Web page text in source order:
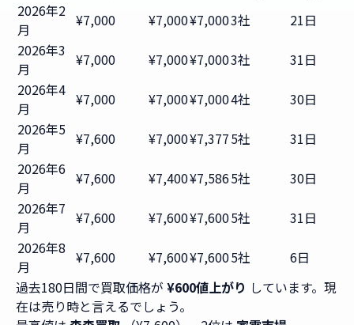
2026年2
月
¥7,000 ¥7,000¥7,0003社
21日
2026年3
月
¥7,000 ¥7,000¥7,0003社
31日
2026年4
月
¥7,000 ¥7,000¥7,0004社
30日
2026年5
月
¥7,600 ¥7,000¥7,3775社
31日
2026年6
月
¥7,600 ¥7,400¥7,5865社
30日
2026年7
月
¥7,600 ¥7,600¥7,6005社
31日
2026年8
月
¥7,600 ¥7,600¥7,6005社
6日
過去180日間で買取価格が ¥600値上がり しています。現
在は売り時と言えるでしょう。